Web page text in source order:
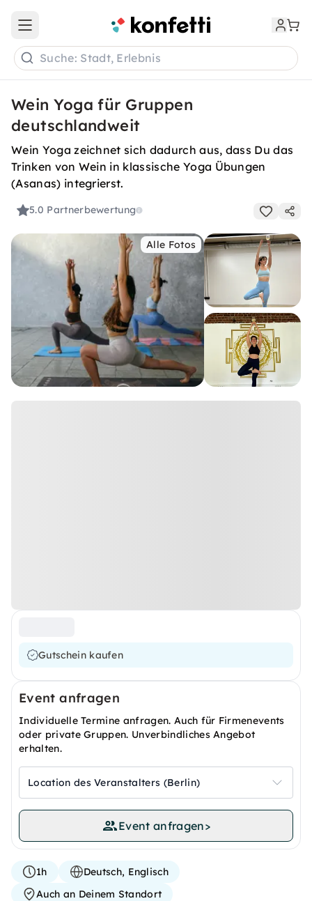
Open main menu
Suche: Stadt, Erlebnis
Wein Yoga für Gruppen
deutschlandweit
Wein Yoga zeichnet sich dadurch aus, dass Du das
Trinken von Wein in klassische Yoga Übungen
(Asanas) integrierst.
5.0 Partnerbewertung
Alle Fotos
Gutschein kaufen
Event anfragen
Individuelle Termine anfragen. Auch für Firmenevents
oder private Gruppen. Unverbindliches Angebot
erhalten.
Location des Veranstalters (Berlin)
Event anfragen>
1h
Deutsch, Englisch
Auch an Deinem Standort